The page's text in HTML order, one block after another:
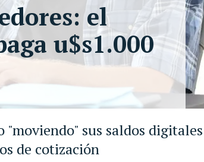
"moviendo" sus saldos digitales
de cotización
el
u$s1.000